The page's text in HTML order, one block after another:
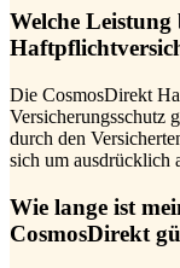
Welche
Die CosmosDirekt
Versicherungsschutz
durch den
sich um ausdrücklich
Wie lange ist
CosmosDirekt